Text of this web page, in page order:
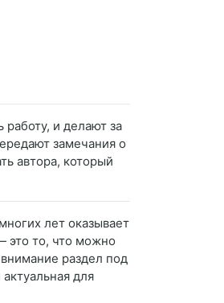
и делают за
замечания о
автора, который
лет оказывает
это то, что можно
раздел под
для